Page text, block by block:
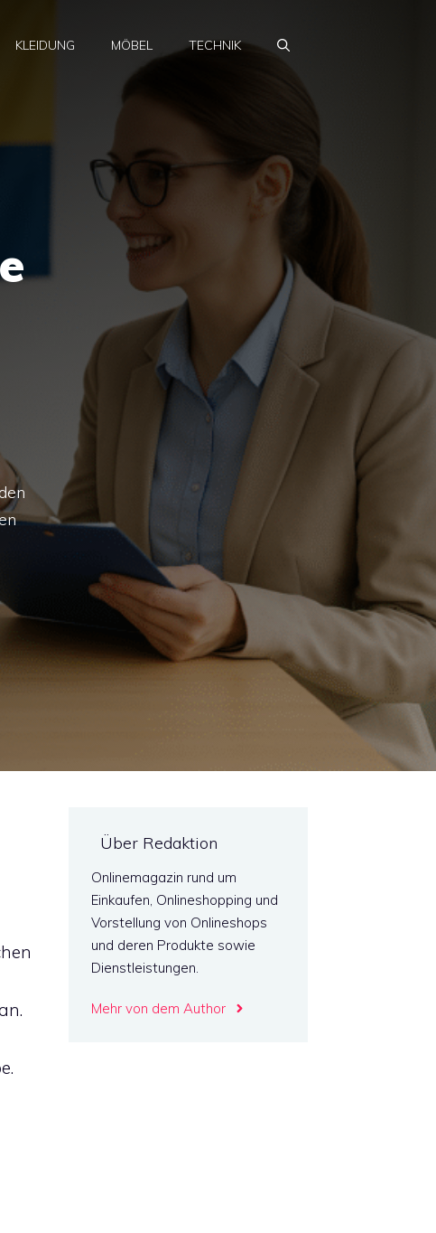
KLEIDUNG MÖBEL TECHNIK
Über Redaktion
Onlinemagazin rund um
Einkaufen, Onlineshopping und
Vorstellung von Onlineshops
und deren Produkte sowie
Dienstleistungen.
Mehr von dem Author